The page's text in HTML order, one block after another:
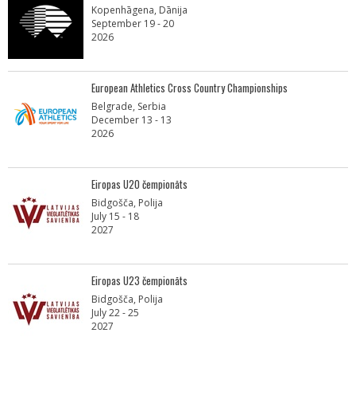
Kopenhāgena, Dānija
September 19 - 20
2026
European Athletics Cross Country Championships
Belgrade, Serbia
December 13 - 13
2026
Eiropas U20 čempionāts
Bidgošča, Polija
July 15 - 18
2027
Eiropas U23 čempionāts
Bidgošča, Polija
July 22 - 25
2027